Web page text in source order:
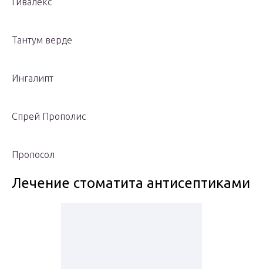
Тантум верде
Ингалипт
Спрей Прополис
Пропосол
Лечение стоматита антисептиками